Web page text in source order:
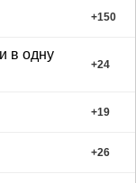
+150
в одну
+24
+19
+26